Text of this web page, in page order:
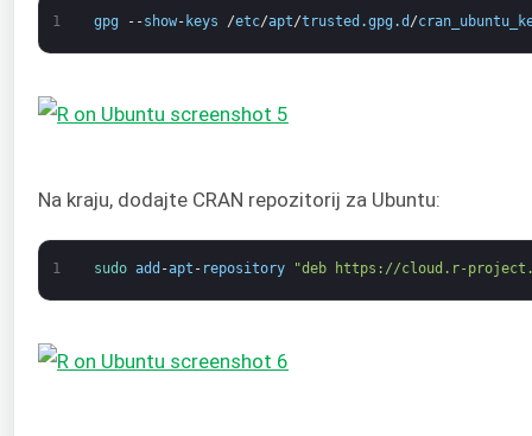
1 gpg --show- keys /etc/apt/trusted .gpg .d /
Na kraju, dodajte CRAN repozitorij za Ubuntu:
1 sudo add -apt - repository "deb https://cloud.r-